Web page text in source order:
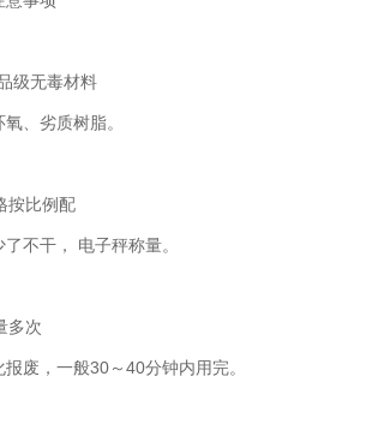
级无毒材料
、劣质树脂。
按比例配
不干， 电子秤称量。
多次
废，一般30～40分钟内用完。